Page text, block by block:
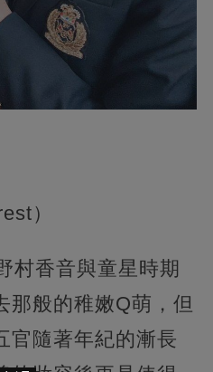
）
村香音與童星時期
那般的稚嫩Q萌，但
官隨著年紀的漸長